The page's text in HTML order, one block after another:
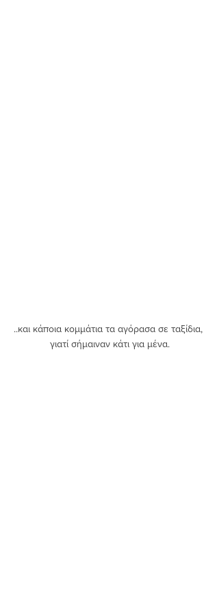
..και κάποια κομμάτια τα αγόρασα σε ταξίδια,
γιατί σήμαιναν κάτι για μένα.